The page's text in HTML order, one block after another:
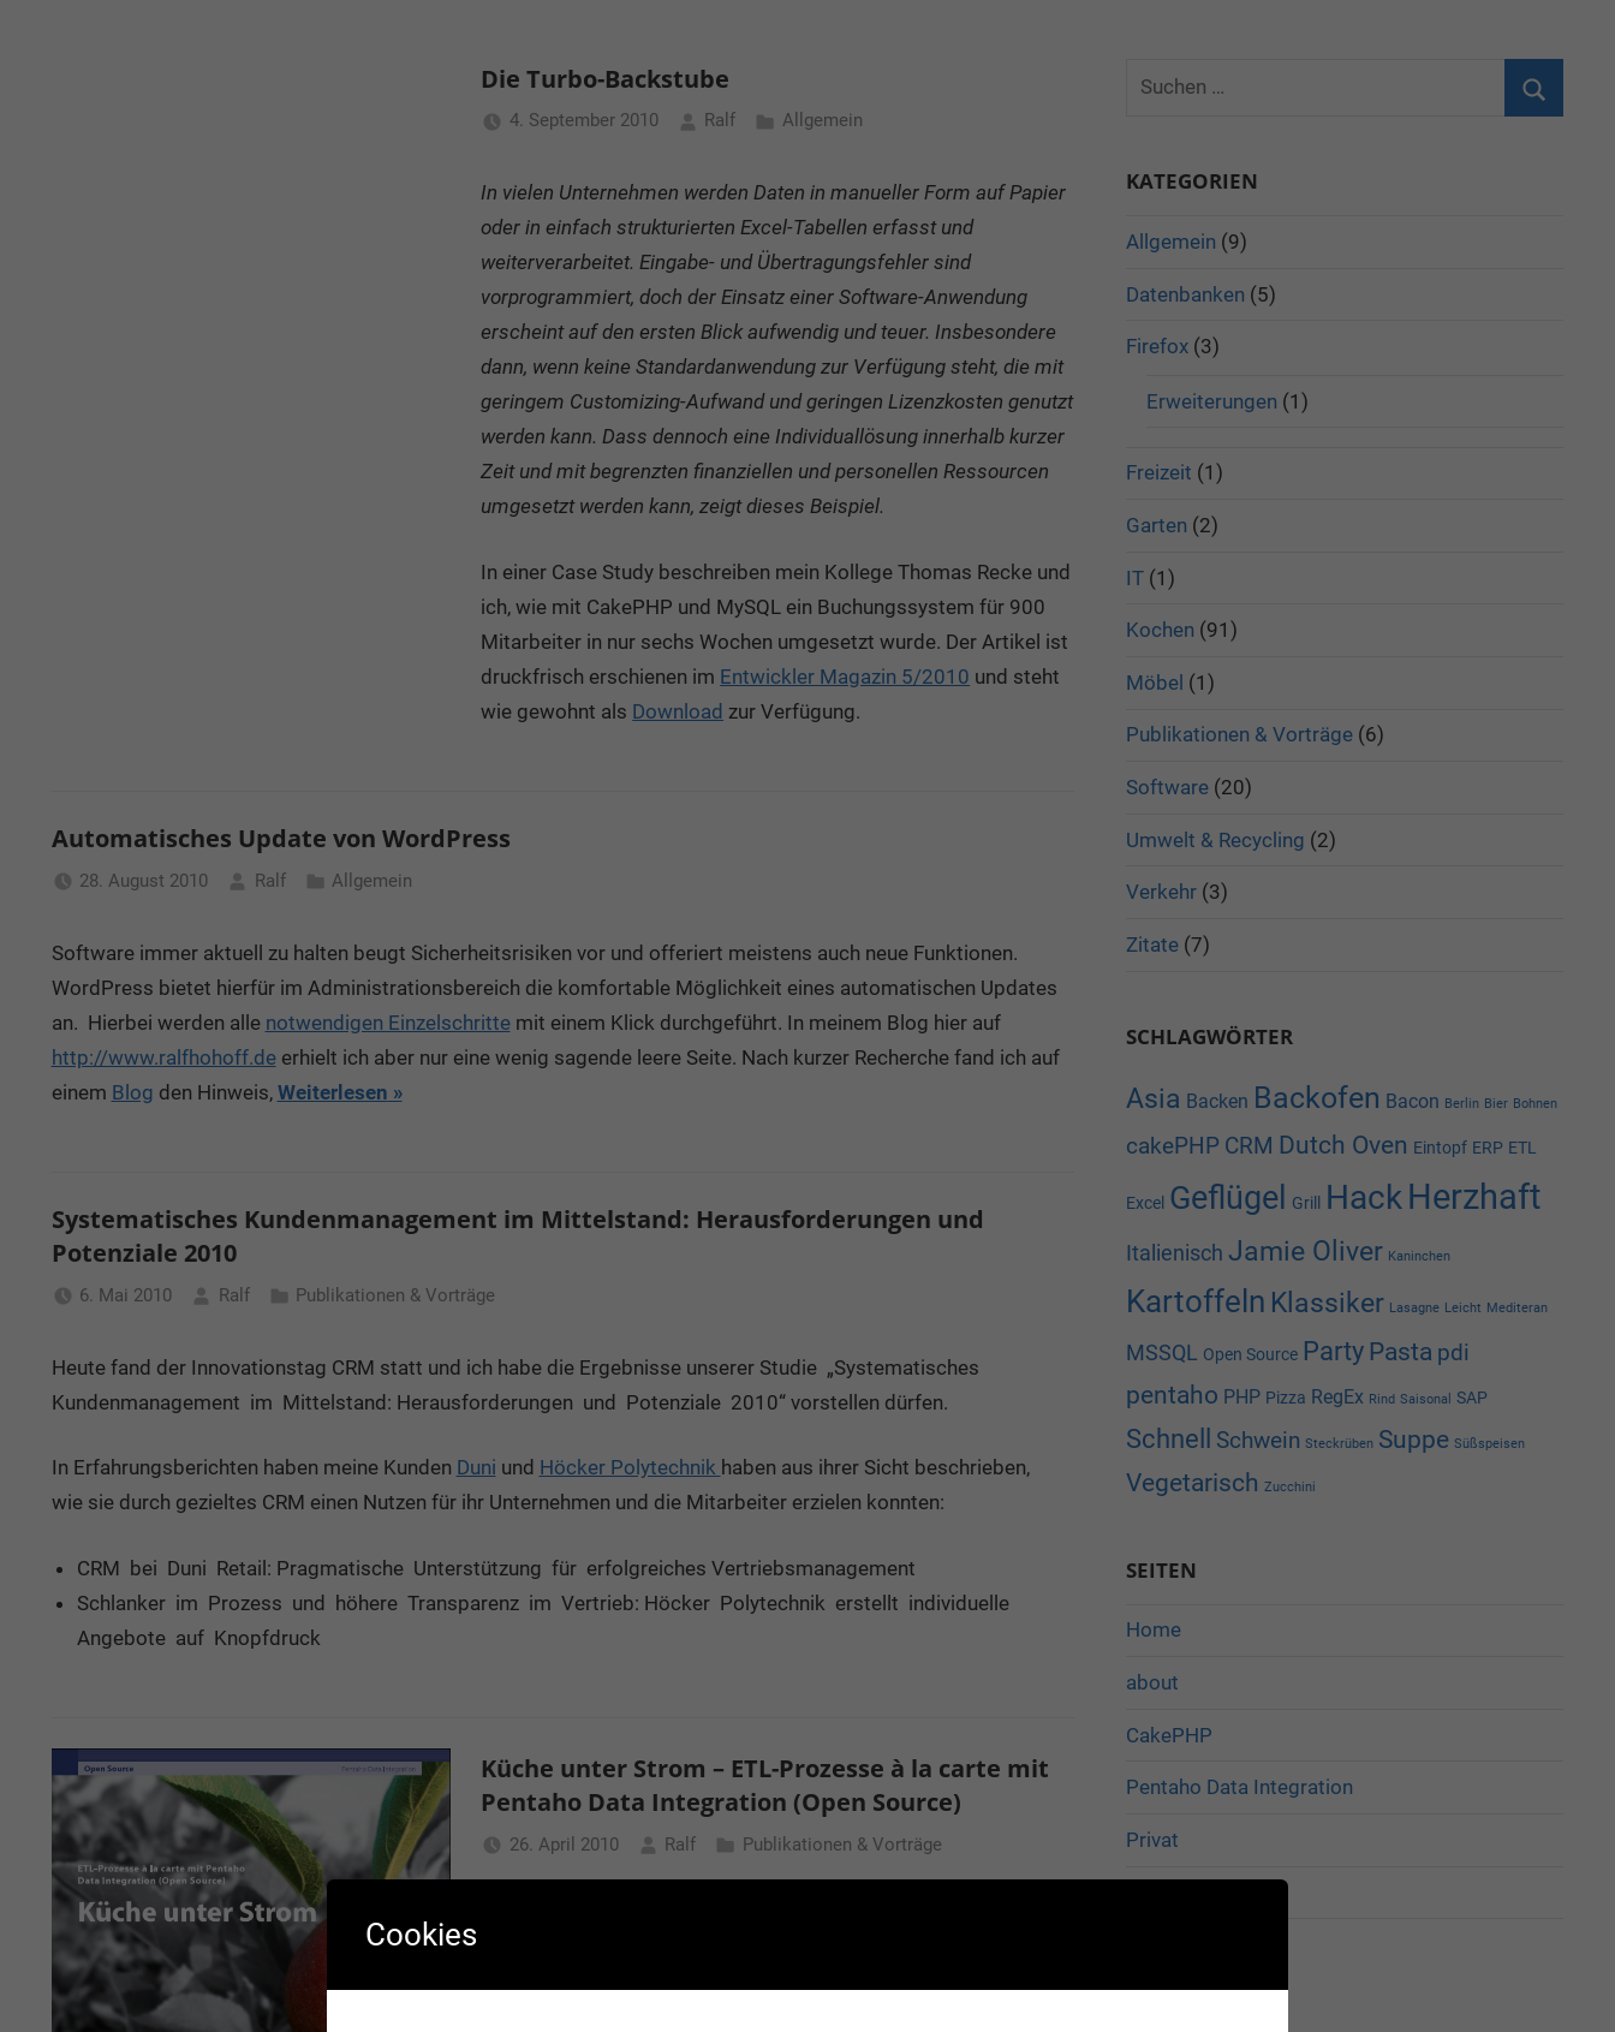
Die Turbo-Backstube
4. September 2010 Ralf Allgemein
In vielen Unternehmen werden Daten in manueller Form auf Papier
oder in einfach strukturierten Excel-Tabellen erfasst und
weiterverarbeitet. Eingabe- und Übertragungsfehler sind
vorprogrammiert, doch der Einsatz einer Software-Anwendung
erscheint auf den ersten Blick aufwendig und teuer. Insbesondere
dann, wenn keine Standardanwendung zur Verfügung steht, die mit
geringem Customizing-Aufwand und geringen Lizenzkosten genutzt
werden kann. Dass dennoch eine Individuallösung innerhalb kurzer
Zeit und mit begrenzten finanziellen und personellen Ressourcen
umgesetzt werden kann, zeigt dieses Beispiel.
In einer Case Study beschreiben mein Kollege Thomas Recke und
ich, wie mit CakePHP und MySQL ein Buchungssystem für 900
Mitarbeiter in nur sechs Wochen umgesetzt wurde. Der Artikel ist
druckfrisch erschienen im Entwickler Magazin 5/2010 und steht
wie gewohnt als Download zur Verfügung.
Automatisches Update von WordPress
28. August 2010 Ralf Allgemein
Software immer aktuell zu halten beugt Sicherheitsrisiken vor und offeriert meistens auch neue Funktionen.
WordPress bietet hierfür im Administrationsbereich die komfortable Möglichkeit eines automatischen Updates
an. Hierbei werden alle notwendigen Einzelschrittemit einem Klick durchgeführt. In meinem Blog hier auf
http://www.ralfhohoff.deerhielt ich aber nur eine wenig sagende leere Seite. Nach kurzer Recherche fand ich auf
einem Blog den Hinweis, Weiterlesen
Systematisches Kundenmanagement im Mittelstand: Herausforderungen und
Potenziale 2010
6. Mai 2010 Ralf Publikationen & Vorträge
Heute fand der Innovationstag CRM statt und ich habe die Ergebnisse unserer Studie „Systematisches
Kundenmanagement im Mittelstand: Herausforderungen und Potenziale 2010“ vorstellen dürfen.
In Erfahrungsberichten haben meine Kunden Duni und Höcker Polytechnik haben aus ihrer Sicht beschrieben,
wie sie durch gezieltes CRM einen Nutzen für ihr Unternehmen und die Mitarbeiter erzielen konnten:
CRM bei Duni Retail: Pragmatische Unterstützung für erfolgreiches Vertriebsmanagement
Schlanker im Prozess und höhere Transparenz im Vertrieb: Höcker Polytechnik erstellt individuelle
Angebote auf Knopfdruck
Küche unter Strom – ETL-Prozesse à la carte mit
Pentaho Data Integration (Open Source)
26. April 2010 Ralf Publikationen & Vorträge
von einem in das andere System zu überführen oder strukturierte
KATEGORIEN
Allgemein (9)
Datenbanken (5)
Firefox(3)
Erweiterungen (1)
Freizeit (1)
Garten (2)
IT(1)
Kochen (91)
Möbel (1)
Publikationen & Vorträge(6)
Software(20)
Umwelt & Recycling (2)
Verkehr(3)
Zitate(7)
SCHLAGWÖRTER
Asia Backen Backofen Bacon Berlin Bier Bohnen
cakePHP CRM Dutch Oven Eintopf ERP ETL
Excel Geflügel Grill HackHerzhaft
Italienisch Jamie Oliver Kaninchen
Kartoffeln Klassiker Lasagne Leicht Mediteran
MSSQL Open Source Party Pasta pdi
pentaho PHP Pizza RegEx Rind Saisonal SAP
Schnell Schwein Steckrüben Suppe Süßspeisen
Vegetarisch Zucchini
SEITEN
Home
about
CakePHP
Pentaho Data Integration
Privat
Cookies